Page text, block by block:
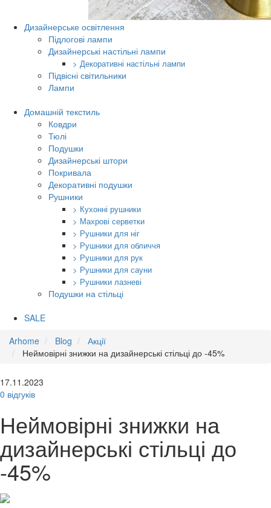
Дизайнерське освітлення
Підлогові лампи
Дизайнерські настільні лампи
> Декоративні настільні лампи
Підвісні світильники
Лампи
Домашній текстиль
Ковдри
Тюлі
Подушки
Дизайнерські штори
Покривала
Декоративні подушки
Рушники
> Кухонні рушники
> Махрові серветки
> Рушники для ніг
> Рушники для обличчя
> Рушники для рук
> Рушники для сауни
> Рушники лазневі
Подушки на стільці
SALE
Arhome
Blog
Акції
Неймовірні знижки на дизайнерські стільці до -45%
17.11.2023
0 відгуків
Неймовірні знижки на
дизайнерські стільці до
-45%